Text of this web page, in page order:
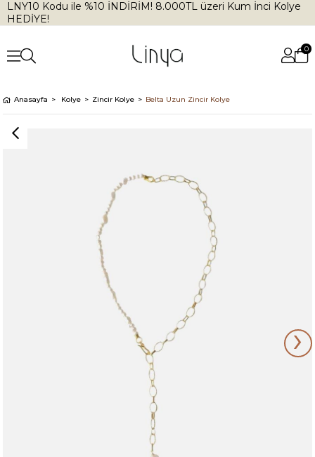
LNY10 Kodu ile %10 İNDİRİM! 8.000TL üzeri Kum İnci Kolye
HEDİYE!
0
Anasayfa Kolye Zincir Kolye Belta Uzun Zincir Kolye
›